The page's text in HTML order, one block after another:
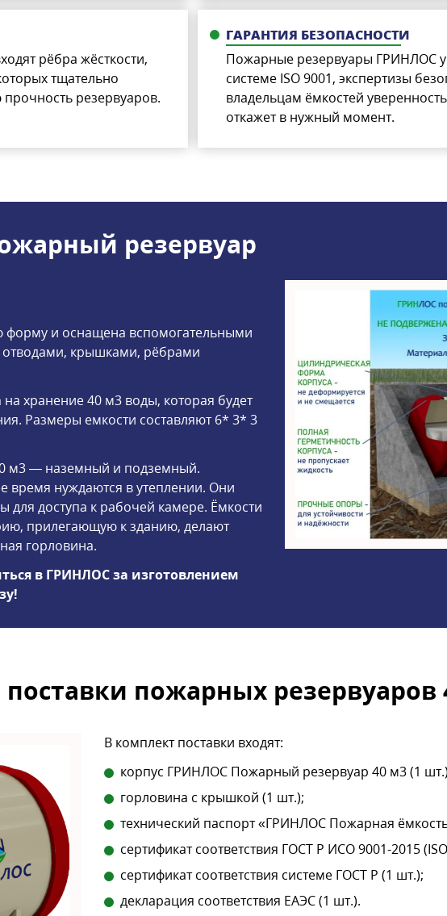
рёбра жёсткости,
тщательно
резервуаров.
ГАРАНТИЯ БЕЗОПАСНОСТИ
Пожарные резервуары ГРИНЛОС
системе ISO 9001, экспертизы
владельцам ёмкостей
откажет в нужный момент.
резервуар
форму и оснащена вспомогательными
крышками, рёбрами
хранение 40 м3 воды, которая будет
Размеры емкости составляют 6* 3* 3
м3 — наземный и подземный.
время нуждаются в утеплении. Они
для доступа к рабочей камере. Ёмкости
прилегающую к зданию, делают
горловина.
в ГРИНЛОС за изготовлением
пожарных резервуаров
В комплект поставки входят:
корпус ГРИНЛОС Пожарный резервуар 40 м3 (1
горловина с крышкой (1 шт.);
технический паспорт «ГРИНЛОС Пожарная
сертификат соответствия ГОСТ Р ИСО 9001-2015
сертификат соответствия системе ГОСТ Р (1 шт.);
декларация соответствия ЕАЭС (1 шт.).